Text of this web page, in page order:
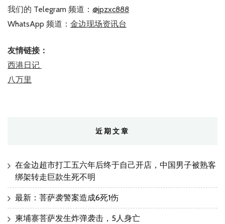
我们的 Telegram 频道： @jpzxc888
WhatsApp 频道： 金边现场资讯台
友情链接：
西港日记
八万里
近期文章
在金边超市打工五六年后终于自己开店，中国男子被熟客
绑架转走巨款生死不明
最新：菩萨袭警案造成6死1伤
柬埔寨菩萨发生炸弹袭击，5人身亡